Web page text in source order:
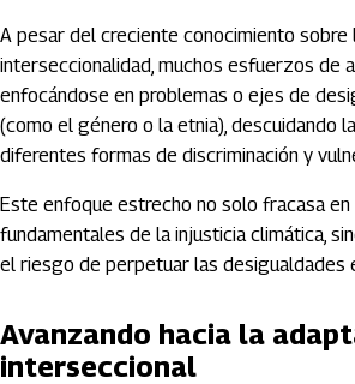
A pesar del creciente conocimiento sobre
interseccionalidad, muchos esfuerzos de
enfocándose en problemas o ejes de
(como el género o la etnia), descuidando
diferentes formas de discriminación y
Este enfoque estrecho no solo fracasa en
fundamentales de la injusticia climática,
el riesgo de perpetuar las desigualdades
Avanzando hacia la
interseccional